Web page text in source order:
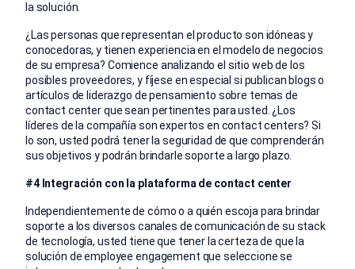
la solución.
¿Las personas que representan el producto son idóneas y
conocedoras, y tienen experiencia en el modelo de negocios
de su empresa? Comience analizando el sitio web de los
posibles proveedores, y fíjese en especial si publican blogs o
artículos de liderazgo de pensamiento sobre temas de
contact center que sean pertinentes para usted. ¿Los
líderes de la compañía son expertos en contact centers? Si
lo son, usted podrá tener la seguridad de que comprenderán
sus objetivos y podrán brindarle soporte a largo plazo.
#4 Integración con la plataforma de contact center
Independientemente de cómo o a quién escoja para brindar
soporte a los diversos canales de comunicación de su stack
de tecnología, usted tiene que tener la certeza de que la
solución de employee engagement que seleccione se